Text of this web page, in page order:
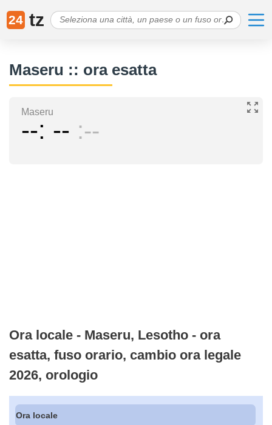
24 tz
Maseru :: ora esatta
Maseru
-- -- --
Ora locale - Maseru, Lesotho - ora
esatta, fuso orario, cambio ora legale
2026, orologio
Ora locale